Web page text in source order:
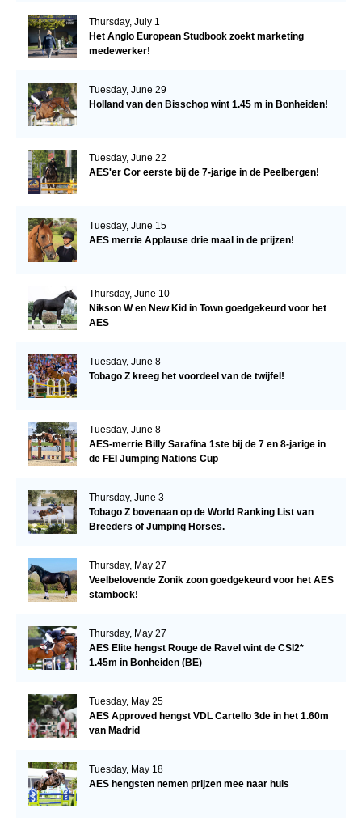
Thursday, July 1
Het Anglo European Studbook zoekt marketing
medewerker!
Tuesday, June 29
Holland van den Bisschop wint 1.45 m in Bonheiden!
Tuesday, June 22
AES'er Cor eerste bij de 7-jarige in de Peelbergen!
Tuesday, June 15
AES merrie Applause drie maal in de prijzen!
Thursday, June 10
Nikson W en New Kid in Town goedgekeurd voor het
AES
Tuesday, June 8
Tobago Z kreeg het voordeel van de twijfel!
Tuesday, June 8
AES-merrie Billy Sarafina 1ste bij de 7 en 8-jarige in
de FEI Jumping Nations Cup
Thursday, June 3
Tobago Z bovenaan op de World Ranking List van
Breeders of Jumping Horses.
Thursday, May 27
Veelbelovende Zonik zoon goedgekeurd voor het AES
stamboek!
Thursday, May 27
AES Elite hengst Rouge de Ravel wint de CSI2*
1.45m in Bonheiden (BE)
Tuesday, May 25
AES Approved hengst VDL Cartello 3de in het 1.60m
van Madrid
Tuesday, May 18
AES hengsten nemen prijzen mee naar huis